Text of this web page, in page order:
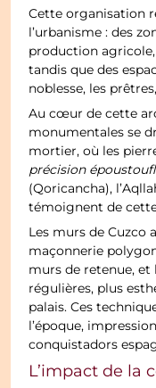
Cette organisation
l’urbanisme : des
production
tandis que des
noblesse, les
Au cœur de cette
monumentales se
mortier, où les
précision
(Qoricancha),
témoignent de
Les murs de Cuzco
maçonnerie
murs de retenue, et
régulières, plus
palais. Ces
l’époque,
conquistadors
L’impact de la